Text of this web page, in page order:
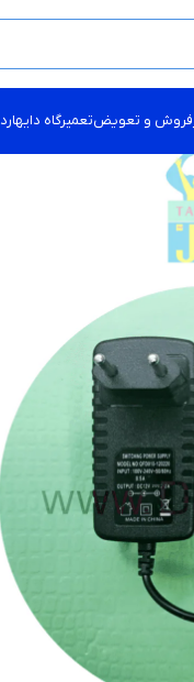
فروش و تعویضتعمیرگاه دایهارد